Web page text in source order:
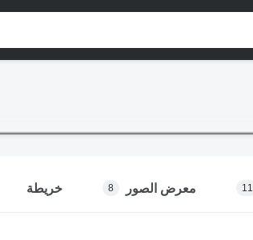
11 معرض الصور 8 خريطة